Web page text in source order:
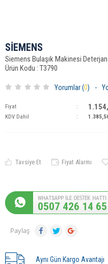
SİEMENS
Siemens Bulaşık Makinesi
Ürün Kodu : T3790
Yorumlar (0) -
Fiyat :
KDV Dahil :
Tavsiye Et Fiyat Alarmı
0507 426 14 65
Paylaş
Aynı Gün Kargo Avantajı